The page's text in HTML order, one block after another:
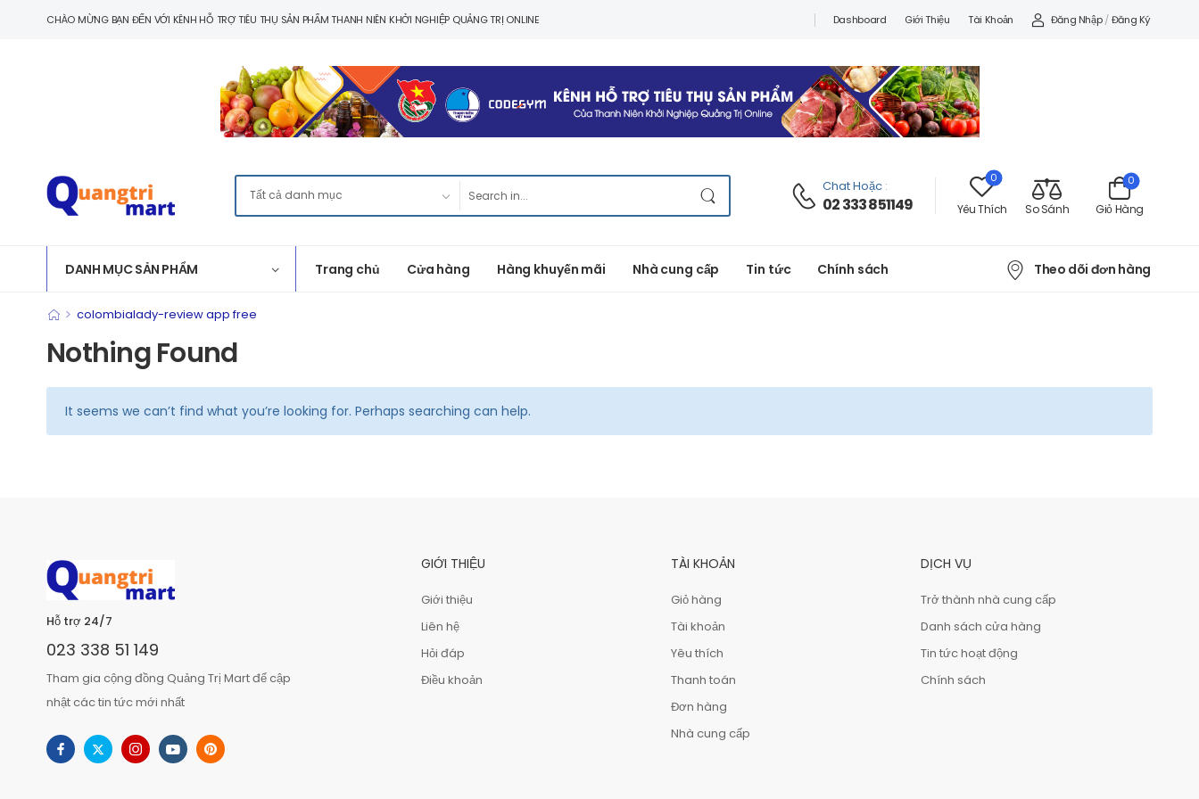
CHÀO MỪNG BẠN ĐẾN VỚI KÊNH HỖ TRỢ TIÊU THỤ SẢN PHẨM THANH NIÊN KHỞI NGHIỆP QUẢNG TRỊ ONLINE Dashboard Giới Thiệu Tài Khoản Đăng Nhập / Đăng Ký
Chat Hoặc :
02 333 851149
0
Yêu Thích So Sánh Giỏ Hàng
0
DANH MỤC SẢN PHẨM Trang chủ Cửa hàng Hàng khuyến mãi Nhà cung cấp Tin tức Chính sách Theo dõi đơn hàng
> colombialady-review app free
Nothing Found
It seems we can’t find what you’re looking for. Perhaps searching can help.
Hỗ trợ 24/7
023 338 51 149
Tham gia cộng đồng Quảng Trị Mart để cập
nhật các tin tức mới nhất
GIỚI THIỆU
Giới thiệu
Liên hệ
Hỏi đáp
Điều khoản
TÀI KHOẢN
Giỏ hàng
Tài khoản
Yêu thích
Thanh toán
Đơn hàng
Nhà cung cấp
DỊCH VỤ
Trở thành nhà cung cấp
Danh sách cửa hàng
Tin tức hoạt động
Chính sách